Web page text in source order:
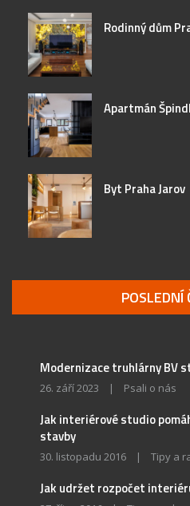
Rodinný dům
Apartmán
Byt Praha Jarov
POSLEDNÍ
Modernizace truhlárny BV
26. září 2023 | Psali o nás
Jak interiérové studio
stavby
30. listopadu 2016 | Tipy a
Jak udržet rozpočet